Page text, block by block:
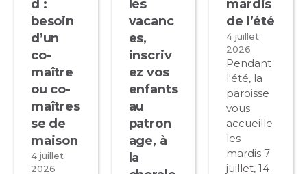
d :
besoin
d’un
co-
maître
ou co-
maîtres
se de
maison
4 juillet
2026
les
vacanc
es,
inscriv
ez vos
enfants
au
patron
age, à
la
mardis
de l’été
4 juillet
2026
Pendant
l'été, la
paroisse
vous
accueille
les
mardis 7
juillet, 14